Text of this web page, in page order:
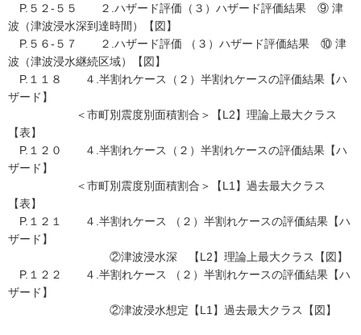
P.５２-５５ ２.ハザード評価（３）ハザード評価結果 ⑨ 津
波（津波浸水深到達時間）【図】
P.５６-５７ ２.ハザード評価 （３）ハザード評価結果 ⑩ 津
波（津波浸水継続区域）【図】
P.１１８ ４.半割れケース（２）半割れケースの評価結果【ハ
ザード】
＜市町別震度別面積割合＞【L2】理論上最大クラス
【表】
P.１２０ ４.半割れケース（２）半割れケースの評価結果【ハ
ザード】
＜市町別震度別面積割合＞【L1】過去最大クラス
【表】
P.１２１ ４.半割れケース （２）半割れケースの評価結果【ハ
ザード】
②津波浸水深 【L2】理論上最大クラス【図】
P.１２２ ４.半割れケース （２）半割れケースの評価結果【ハ
ザード】
②津波浸水想定【L1】過去最大クラス【図】